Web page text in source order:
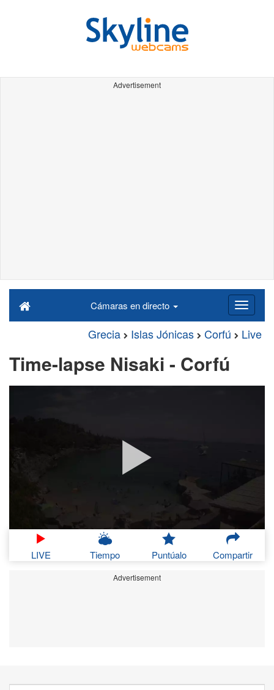
Advertisement
Cámaras en directo
Grecia Islas Jónicas Corfú Live
Time-lapse Nisaki - Corfú
LIVE Tiempo Puntúalo Compartir
Advertisement